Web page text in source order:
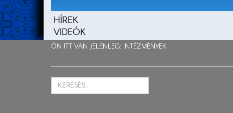
HÍREK
VIDEÓK
ÖN ITT VAN JELENLEG: INTÉZMÉNYEK